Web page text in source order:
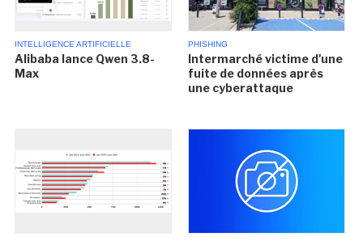
INTELLIGENCE ARTIFICIELLE
Alibaba lance Qwen 3.8-
Max
PHISHING
Intermarché victime d'une
fuite de données après
une cyberattaque